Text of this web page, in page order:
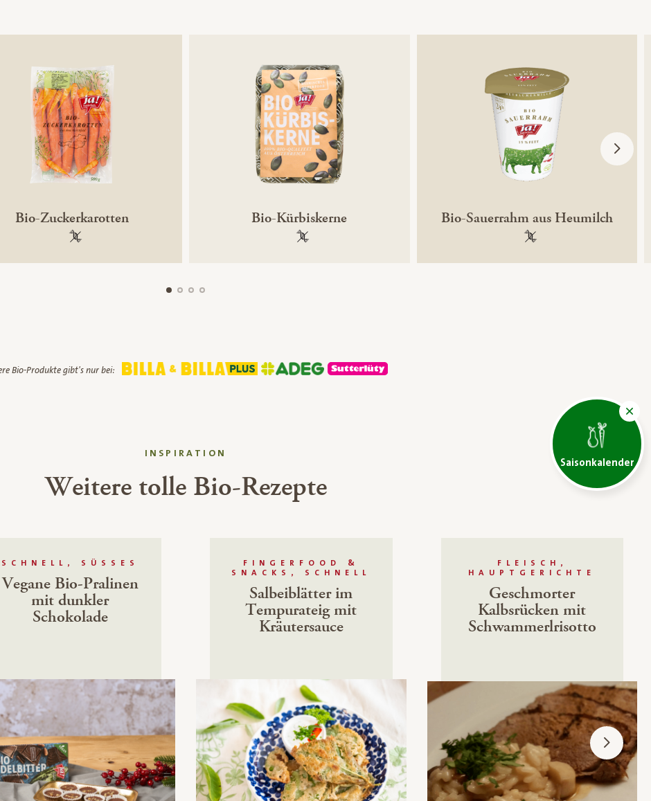
Saisonkalender
Bio-Zuckerkarotten
100 % gentechnikfrei
Bio-Kürbiskerne
100 % gentechnikfrei
Bio-Sauerrahm aus Heumilch
100 % gentechnikfrei
Bio-Produkte gibt's nur bei:
INSPIRATION
Weitere tolle Bio-Rezepte
SCHNELL, SÜSSES
Vegane Bio-Pralinen
mit dunkler
Schokolade
FINGERFOOD &
SNACKS, SCHNELL
Salbeiblätter im
Tempurateig mit
Kräutersauce
FLEISCH,
HAUPTGERICHTE
Geschmorter
Kalbsrücken mit
Schwammerlrisotto